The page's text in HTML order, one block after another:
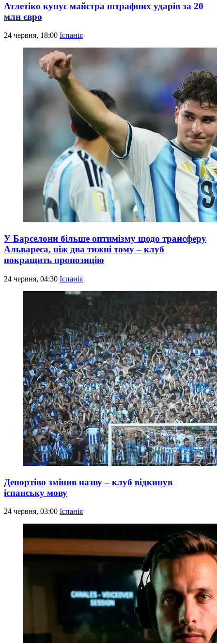
Атлетіко купує майстра штрафних ударів за 20
млн євро
24 червня, 18:00 Іспанія
У Барселони більше оптимізму щодо трансферу
Альвареса, ніж два тижні тому – клуб
покращить пропозицію
24 червня, 04:30 Іспанія
Депортіво змінив назву – клуб відкинув
іспанську мову
24 червня, 03:00 Іспанія